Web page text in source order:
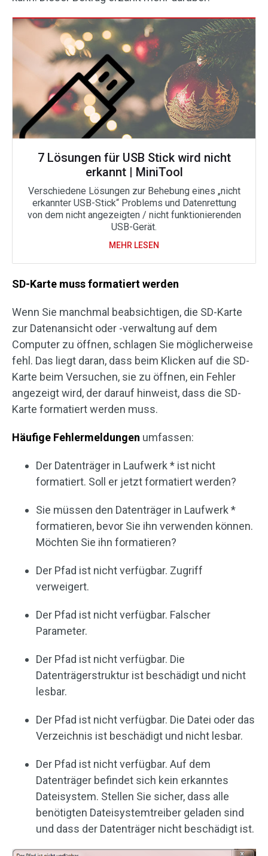
7 Lösungen für USB Stick wird nicht
erkannt | MiniTool
Verschiedene Lösungen zur Behebung eines „nicht
erkannter USB-Stick“ Problems und Datenrettung
von dem nicht angezeigten / nicht funktionierenden
USB-Gerät.
MEHR LESEN
SD-Karte muss formatiert werden
Wenn Sie manchmal beabsichtigen, die SD-Karte
zur Datenansicht oder -verwaltung auf dem
Computer zu öffnen, schlagen Sie möglicherweise
fehl. Das liegt daran, dass beim Klicken auf die SD-
Karte beim Versuchen, sie zu öffnen, ein Fehler
angezeigt wird, der darauf hinweist, dass die SD-
Karte formatiert werden muss.
Häufige Fehlermeldungen umfassen:
Der Datenträger in Laufwerk * ​​ist nicht
formatiert. Soll er jetzt formatiert werden?
Sie müssen den Datenträger in Laufwerk * ​​
formatieren, bevor Sie ihn verwenden können.
Möchten Sie ihn formatieren?
Der Pfad ist nicht verfügbar. Zugriff
verweigert.
Der Pfad ist nicht verfügbar. Falscher
Parameter.
Der Pfad ist nicht verfügbar. Die
Datenträgerstruktur ist beschädigt und nicht
lesbar.
Der Pfad ist nicht verfügbar. Die Datei oder das
Verzeichnis ist beschädigt und nicht lesbar.
Der Pfad ist nicht verfügbar. Auf dem
Datenträger befindet sich kein erkanntes
Dateisystem. Stellen Sie sicher, dass alle
benötigten Dateisystemtreiber geladen sind
und dass der Datenträger nicht beschädigt ist.